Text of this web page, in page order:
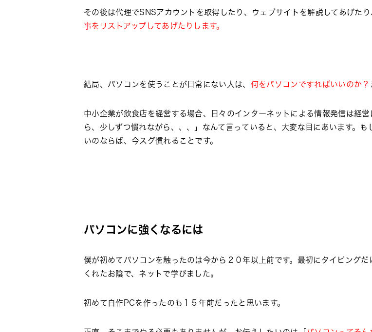
その後は代理でSNSアカウントを取得したり、ウェブサイトを解説してあげたり
事をリストアップしてあげたりします。
結局、パソコンを使うことが日常にない人は、 何をパソコンですればいいのか？
中小企業が飲食店を経営する場合、日々のインターネットによる情報発信は経
ら、少しずつ慣れながら、、、」なんて言っていると、大変な目にあいます。
いのならば、今スグ慣れることです。
パソコンに強くなるには
僕が初めてパソコンを触ったのは今から２０年以上前です。最初にタイピング
くれたお陰で、ネットで学びました。
初めて自作PCを作ったのも１５年前だったと思います。